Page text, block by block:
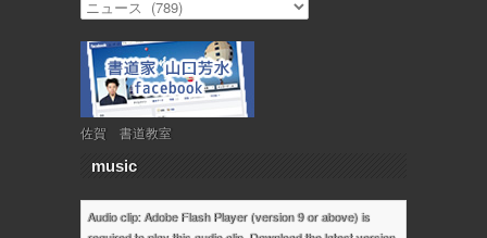
佐賀 書道教室
music
Audio clip: Adobe Flash Player (version 9 or above) is